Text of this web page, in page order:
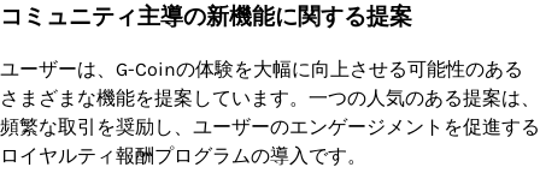
コミュニティ主導の新機能に関する提案
ユーザーは、G-Coinの体験を大幅に向上させる可能性のある
さまざまな機能を提案しています。一つの人気のある提案は、
頻繁な取引を奨励し、ユーザーのエンゲージメントを促進する
ロイヤルティ報酬プログラムの導入です。